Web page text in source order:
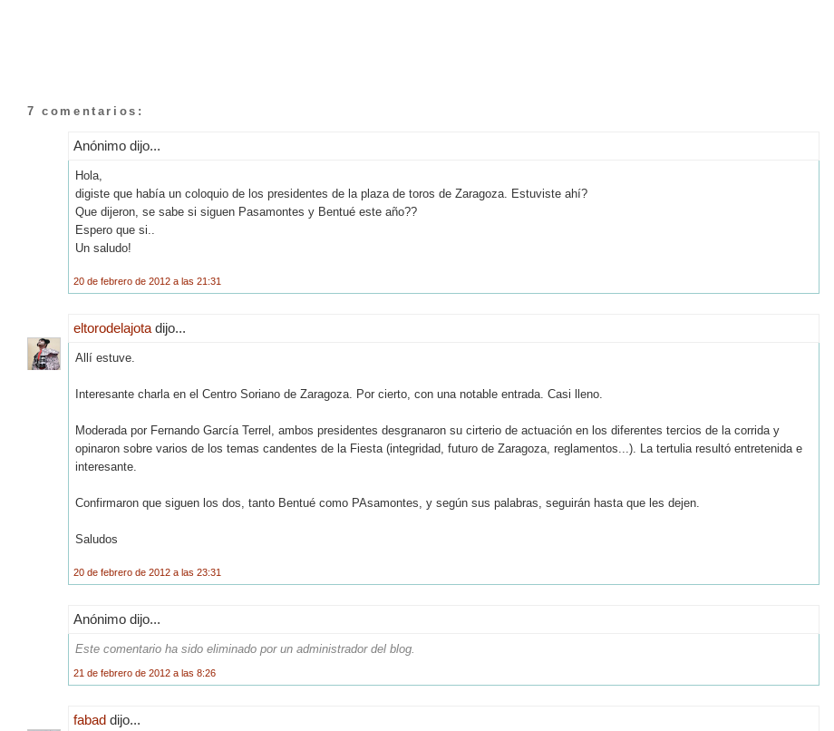
7 comentarios:
Anónimo dijo...
Hola,
digiste que había un coloquio de los presidentes de la plaza de toros de Zaragoza. Estuviste ahí?
Que dijeron, se sabe si siguen Pasamontes y Bentué este año??
Espero que si..
Un saludo!
20 de febrero de 2012 a las 21:31
eltorodelajota dijo...
Allí estuve.
Interesante charla en el Centro Soriano de Zaragoza. Por cierto, con una notable entrada. Casi lleno.
Moderada por Fernando García Terrel, ambos presidentes desgranaron su cirterio de actuación en los diferentes tercios de la corrida y
opinaron sobre varios de los temas candentes de la Fiesta (integridad, futuro de Zaragoza, reglamentos...). La tertulia resultó entretenida e
interesante.
Confirmaron que siguen los dos, tanto Bentué como PAsamontes, y según sus palabras, seguirán hasta que les dejen.
Saludos
20 de febrero de 2012 a las 23:31
Anónimo dijo...
Este comentario ha sido eliminado por un administrador del blog.
21 de febrero de 2012 a las 8:26
fabad dijo...